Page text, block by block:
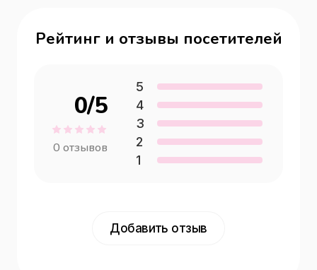
Рейтинг и отзывы посетителей
0/5
0 отзывов
5
4
3
2
1
Добавить отзыв